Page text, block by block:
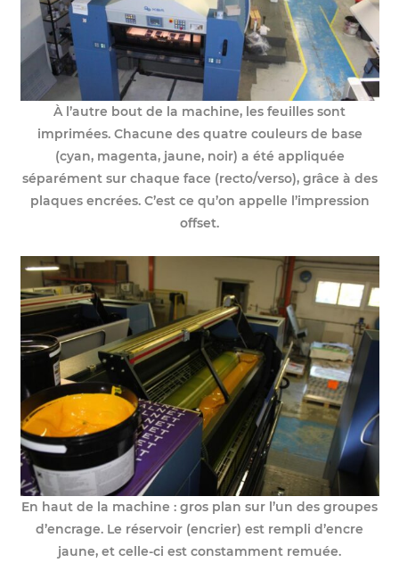
À l’autre bout de la machine, les feuilles sont
imprimées. Chacune des quatre couleurs de base
(cyan, magenta, jaune, noir) a été appliquée
séparément sur chaque face (recto/verso), grâce à des
plaques encrées. C’est ce qu’on appelle l’impression
offset.
En haut de la machine : gros plan sur l’un des groupes
d’encrage. Le réservoir (encrier) est rempli d’encre
jaune, et celle-ci est constamment remuée.